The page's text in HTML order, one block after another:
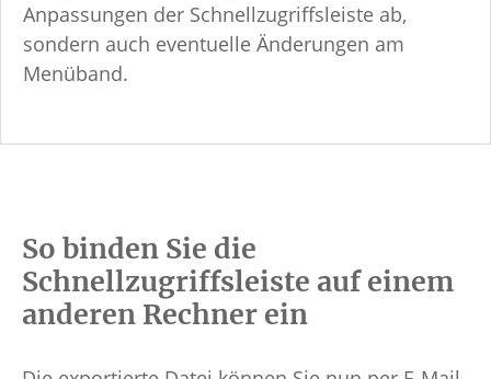
Anpassungen der Schnellzugriffsleiste ab,
sondern auch eventuelle Änderungen am
Menüband.
So binden Sie die
Schnellzugriffsleiste auf einem
anderen Rechner ein